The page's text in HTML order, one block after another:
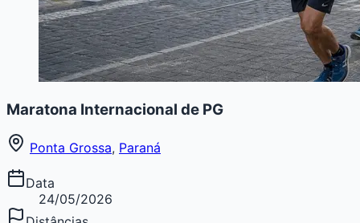
Maratona Internacional de PG
Ponta Grossa, Paraná
Data
24/05/2026